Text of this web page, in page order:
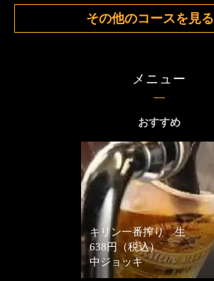
その他のコースを見る
メニュー
おすすめ
キリン一番搾り 生
638円（税込）
中ジョッキ